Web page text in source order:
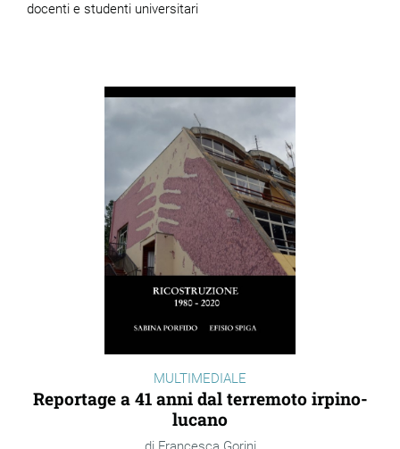
docenti e studenti universitari
MULTIMEDIALE
Reportage a 41 anni dal terremoto irpino-
lucano